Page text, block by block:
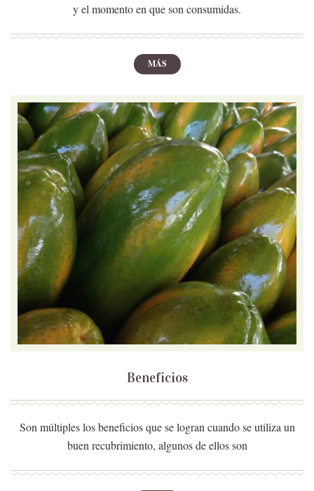
y el momento en que son consumidas.
MÁS
Beneficios
Son múltiples los beneficios que se logran cuando se utiliza un
buen recubrimiento, algunos de ellos son